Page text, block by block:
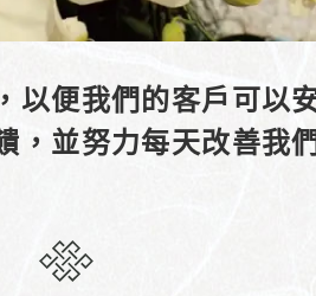
以便我們的客戶可以
，並努力每天改善我